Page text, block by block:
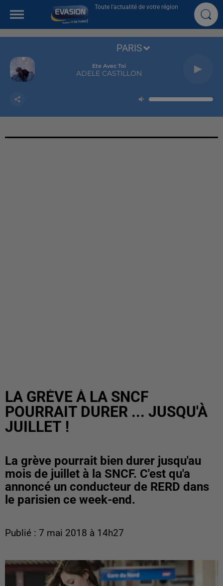
Toute l'actualité de votre région
Ete Avec Toi
ADELE CASTILLON
PARIS
LA GRÈVE À LA SNCF
POURRAIT DURER ... JUSQU'À
JUILLET !
La grève pourrait bien durer jusqu'au
mois de juillet à la SNCF. C'est qu'a
annoncé un conducteur de RERD dans
le parisien ce week-end.
Publié : 7 mai 2018 à 14h27